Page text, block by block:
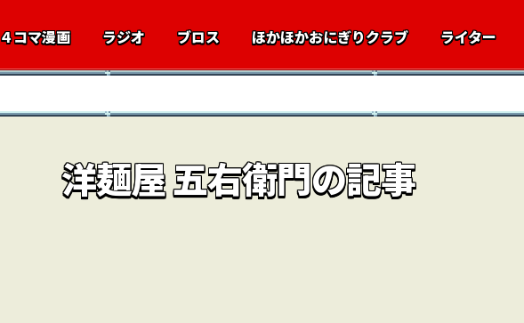
４コマ漫画 ラジオ ブロス ほかほかおにぎりクラブ ライター
洋麺屋 五右衛門の記事